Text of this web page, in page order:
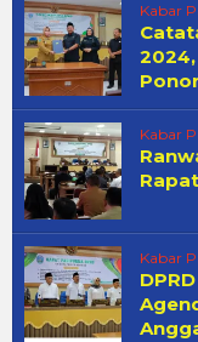
Kabar
Kabar
Kabar